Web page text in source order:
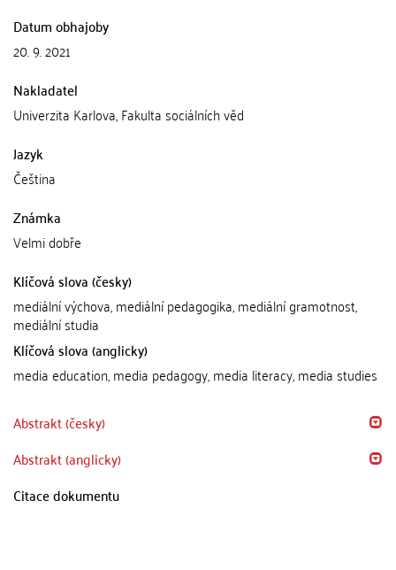
Datum obhajoby
20. 9. 2021
Nakladatel
Univerzita Karlova, Fakulta sociálních věd
Jazyk
Čeština
Známka
Velmi dobře
Klíčová slova (česky)
mediální výchova, mediální pedagogika, mediální gramotnost,
mediální studia
Klíčová slova (anglicky)
media education, media pedagogy, media literacy, media studies
Abstrakt (česky)
Abstrakt (anglicky)
Citace dokumentu